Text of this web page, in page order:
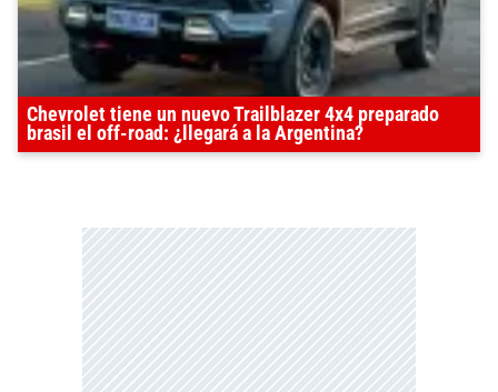
Chevrolet tiene un nuevo Trailblazer 4x4 preparado
brasil el off-road: ¿llegará a la Argentina?